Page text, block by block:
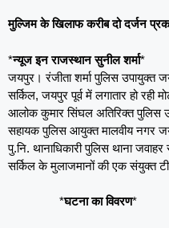
मुल्जिम के खिलाफ करीब दो दर्जन
*न्यूज इन राजस्थान सुनील शर्मा*
जयपुर। रंजीता शर्मा पुलिस उपायुक्त
सर्किल, जयपुर पूर्व में लगातार हो रही
आलोक कुमार सिंघल अतिरिक्त पुलिस
सहायक पुलिस आयुक्त मालवीय नगर
पु.नि. थानाधिकारी पुलिस थाना
सर्किल के मुलाजमानों की एक संयुक्त
*घटना का विवरण*